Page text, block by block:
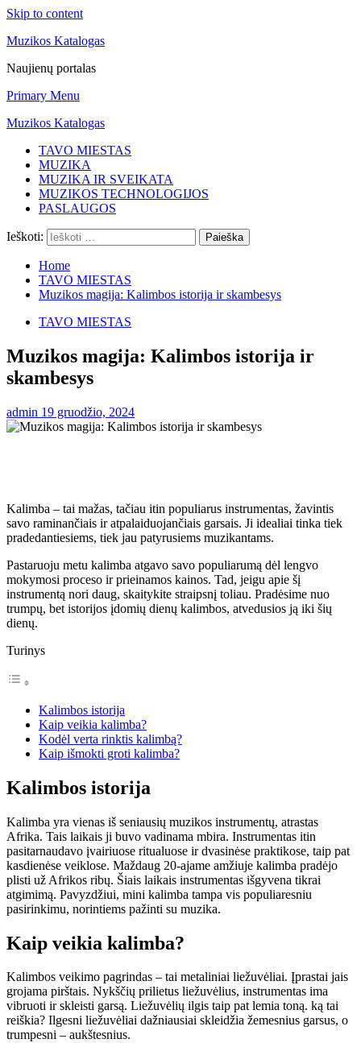
Skip to content
Muzikos Katalogas
Naujienų portalas
Primary Menu
Muzikos Katalogas
TAVO MIESTAS
MUZIKA
MUZIKA IR SVEIKATA
MUZIKOS TECHNOLOGIJOS
PASLAUGOS
Ieškoti:
Home
TAVO MIESTAS
Muzikos magija: Kalimbos istorija ir skambesys
TAVO MIESTAS
Muzikos magija: Kalimbos istorija ir
skambesys
admin 19 gruodžio, 2024
Kalimba – tai mažas, tačiau itin populiarus instrumentas, žavintis
savo raminančiais ir atpalaiduojančiais garsais. Ji idealiai tinka tiek
pradedantiesiems, tiek jau patyrusiems muzikantams.
Pastaruoju metu kalimba atgavo savo populiarumą dėl lengvo
mokymosi proceso ir prieinamos kainos. Tad, jeigu apie šį
instrumentą nori daug, skaitykite straipsnį toliau. Pradėsime nuo
trumpų, bet istorijos įdomių dienų kalimbos, atvedusios ją iki šių
dienų.
Turinys
Kalimbos istorija
Kaip veikia kalimba?
Kodėl verta rinktis kalimbą?
Kaip išmokti groti kalimba?
Kalimbos istorija
Kalimba yra vienas iš seniausių muzikos instrumentų, atrastas
Afrika. Tais laikais ji buvo vadinama mbira. Instrumentas itin
pasitarnaudavo įvairiuose ritualuose ir dvasinėse praktikose, taip pat
kasdienėse veiklose. Maždaug 20-ajame amžiuje kalimba pradėjo
plisti už Afrikos ribų. Šiais laikais instrumentas išgyvena tikrai
atgimimą. Pavyzdžiui, mini kalimba tampa vis populiaresniu
pasirinkimu, norintiems pažinti su muzika.
Kaip veikia kalimba?
Kalimbos veikimo pagrindas – tai metaliniai liežuvėliai. Įprastai jais
grojama pirštais. Nykščių prilietus liežuvėlius, instrumentas ima
vibruoti ir skleisti garsą. Liežuvėlių ilgis taip pat lemia toną. ką tai
reiškia? Ilgesni liežuvėliai dažniausiai skleidžia žemesnius garsus, o
trumpesni – aukštesnius.